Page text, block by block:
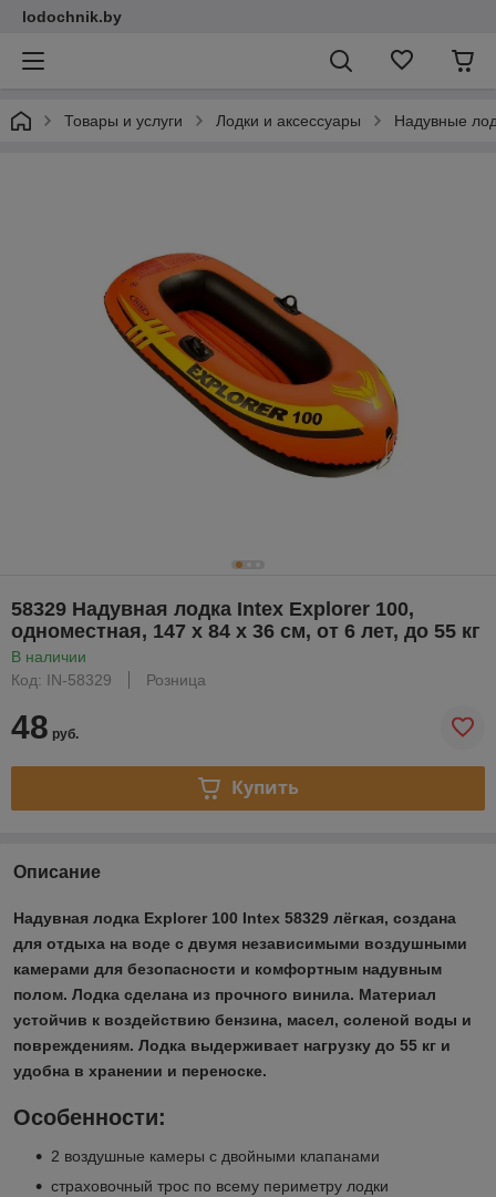
lodochnik.by
Товары и услуги Лодки и аксессуары Надувные
58329 Надувная лодка Intex Explorer 100,
одноместная, 147 х 84 х 36 см, от 6 лет, до 55 кг
В наличии
Код: IN-58329
Розница
48 руб.
Купить
Описание
Надувная лодка Explorer 100 Intex 58329 лёгкая, создана
для отдыха на воде с двумя независимыми воздушными
камерами для безопасности и комфортным надувным
полом. Лодка сделана из прочного винила. Материал
устойчив к воздействию бензина, масел, соленой воды и
повреждениям. Лодка выдерживает нагрузку до 55 кг и
удобна в хранении и переноске.
Особенности:
2 воздушные камеры с двойными клапанами
страховочный трос по всему периметру лодки